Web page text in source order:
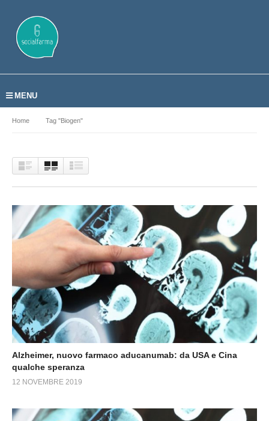
MENU
Home Tag "Biogen"
Alzheimer, nuovo farmaco aducanumab: da USA e Cina
qualche speranza
12 NOVEMBRE 2019